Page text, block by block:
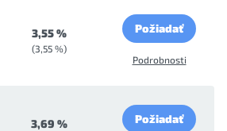
3,55 %
(3,55 %)
Požiadať
Podrobnosti
3,69 % Požiadať